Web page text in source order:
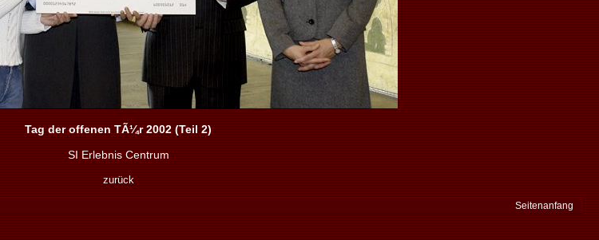
Tag der offenen TÃ¼r 2002 (Teil 2)
SI Erlebnis Centrum
zurück
Seitenanfang